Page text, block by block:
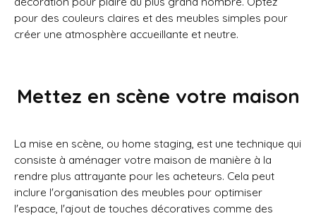
pour des couleurs claires et des meubles simples pour
créer une atmosphère accueillante et neutre.
Mettez en scène votre maison
La mise en scène, ou home staging, est une technique qui
consiste à aménager votre maison de manière à la
rendre plus attrayante pour les acheteurs. Cela peut
inclure l'organisation des meubles pour optimiser
l'espace, l'ajout de touches décoratives comme des